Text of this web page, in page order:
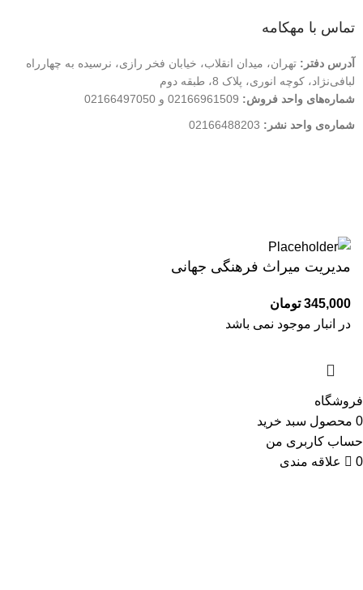
تماس با مهکامه
آدرس دفتر: تهران، میدان انقلاب، خیابان فخر رازی، نرسیده به چهارراه
لبافی‌نژاد، کوچه انوری، پلاک 8، طبقه دوم
شماره‌های واحد فروش: 02166961509 و 02166497050
شماره‌‌ی واحد نشر:
مدیریت میراث فرهنگی جهانی
345,000 تومان
در انبار موجود نمی باشد
فروشگاه
0 محصول سبد خرید
حساب کاربری من
0
علاقه مندی